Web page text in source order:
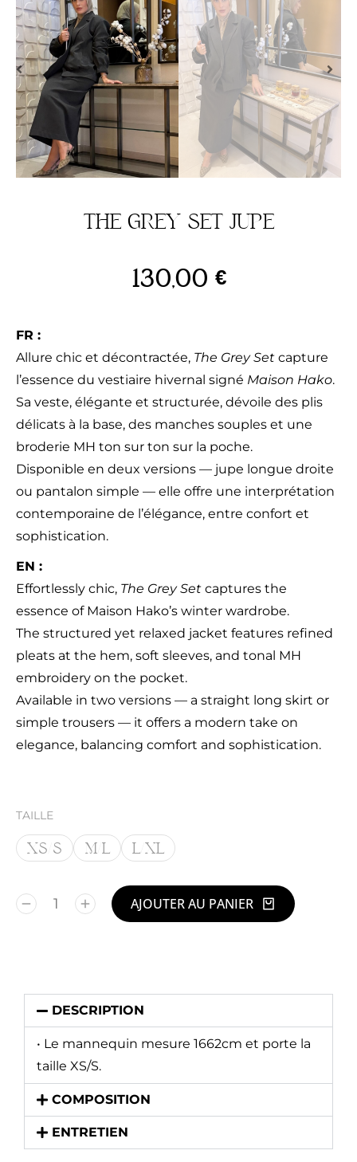
THE GREY SET JUPE
130,00 €
FR :
Allure chic et décontractée, The Grey Set capture
l’essence du vestiaire hivernal signé Maison Hako.
Sa veste, élégante et structurée, dévoile des plis
délicats à la base, des manches souples et une
broderie MH ton sur ton sur la poche.
Disponible en deux versions — jupe longue droite
ou pantalon simple — elle offre une interprétation
contemporaine de l’élégance, entre confort et
sophistication.
EN :
Effortlessly chic, The Grey Set captures the
essence of Maison Hako’s winter wardrobe.
The structured yet relaxed jacket features refined
pleats at the hem, soft sleeves, and tonal MH
embroidery on the pocket.
Available in two versions — a straight long skirt or
simple trousers — it offers a modern take on
elegance, balancing comfort and sophistication.
TAILLE
XS/S M/L L/XL
AJOUTER AU PANIER
DESCRIPTION
• Le mannequin mesure 1662cm et porte la
taille XS/S.
COMPOSITION
ENTRETIEN